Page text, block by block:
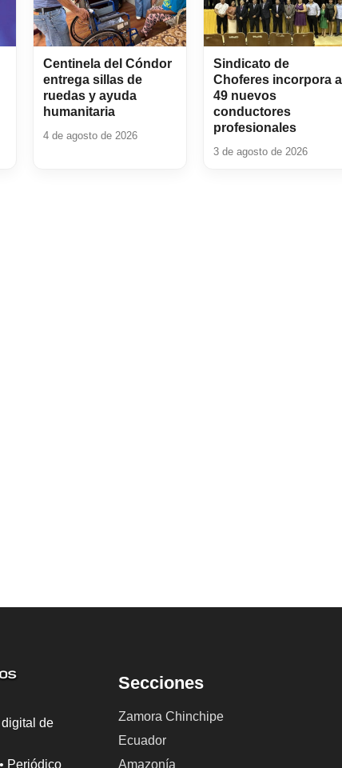
Centinela del Cóndor
entrega sillas de
ruedas y ayuda
humanitaria
4 de agosto de 2026
Sindicato de
Choferes incorpora a
49 nuevos
conductores
profesionales
3 de agosto de 2026
de
Periódico
Secciones
Zamora Chinchipe
Ecuador
Amazonía